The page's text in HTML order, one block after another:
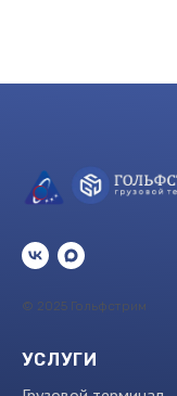
© 2025 Гольфстрим
УСЛУГИ